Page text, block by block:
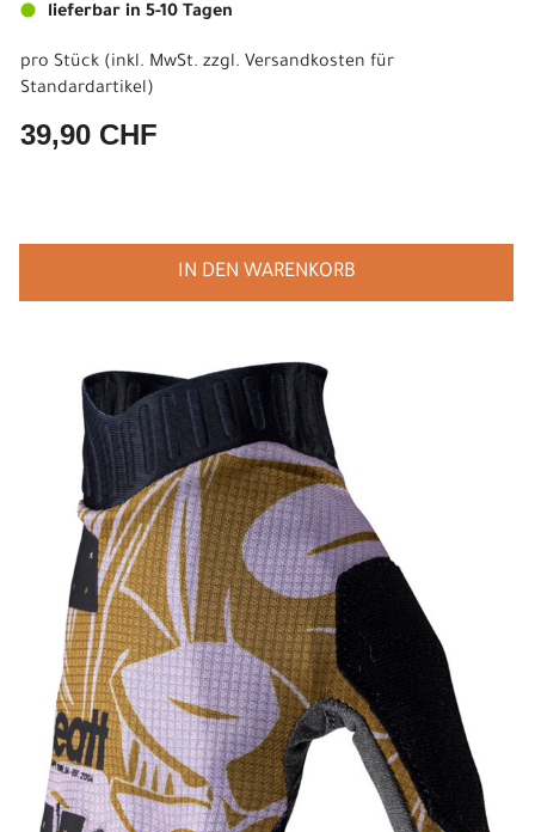
lieferbar in 5-10 Tagen
pro Stück (inkl. MwSt. zzgl. Versandkosten für
Standardartikel)
39,90 CHF
IN DEN WARENKORB